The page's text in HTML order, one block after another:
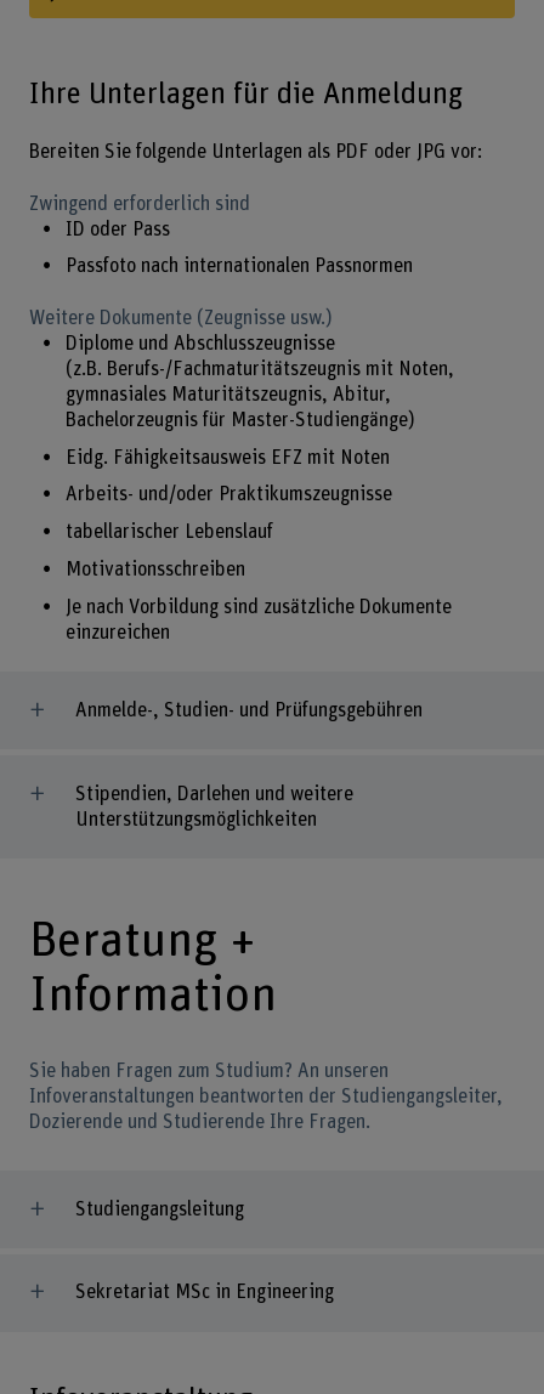
Ihre Unterlagen für die Anmeldung
Bereiten Sie folgende Unterlagen als PDF oder JPG vor:
Zwingend erforderlich sind
ID oder Pass
Passfoto nach internationalen Passnormen
Weitere Dokumente (Zeugnisse usw.)
Diplome und Abschlusszeugnisse
(z.B. Berufs-/Fachmaturitätszeugnis mit Noten,
gymnasiales Maturitätszeugnis, Abitur,
Bachelorzeugnis für Master-Studiengänge)
Eidg. Fähigkeitsausweis EFZ mit Noten
Arbeits- und/oder Praktikumszeugnisse
tabellarischer Lebenslauf
Motivationsschreiben
Je nach Vorbildung sind zusätzliche Dokumente
einzureichen
Anmelde-, Studien- und Prüfungsgebühren
Stipendien, Darlehen und weitere
Unterstützungsmöglichkeiten
Beratung +
Information
Sie haben Fragen zum Studium? An unseren
Infoveranstaltungen beantworten der Studiengangsleiter,
Dozierende und Studierende Ihre Fragen.
Studiengangsleitung
Sekretariat MSc in Engineering